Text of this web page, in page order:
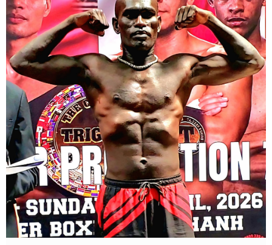
điển trai đối với “Hanoi Hitman”.
Và biết đâu anh ấy đúng.
Chúng ta sẽ có câu trả lời vào Chủ Nhật, ngày 21 tháng 6